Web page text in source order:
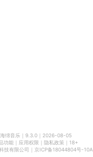
海绵音乐 ｜ 9.3.0 ｜ 2026-08-05
功能 ｜ 应用权限 ｜ 隐私政策 ｜ 18+
技有限公司 ｜ 京ICP备18044804号-10A